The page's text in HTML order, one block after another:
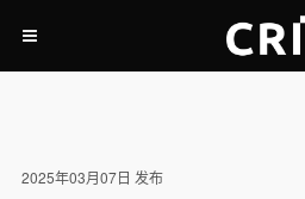
2025年03月07日 发布